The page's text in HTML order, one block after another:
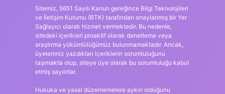
Sitemiz, 5651 Sayılı Kanun gereğince Bilgi Teknolojileri
ve İletişim Kurumu (BTK) tarafından onaylanmış bir Yer
Sağlayıcı olarak hizmet vermektedir. Bu nedenle,
sitedeki içerikleri proaktif olarak denetleme veya
araştırma yükümlülüğümüz bulunmamaktadır. Ancak,
üyelerimiz yazdıkları içeriklerin sorumluluğunu
taşımakta olup, siteye üye olarak bu sorumluluğu kabul
etmiş sayılırlar.
Hukuka ve yasal düzenlemelere aykırı olduğunu